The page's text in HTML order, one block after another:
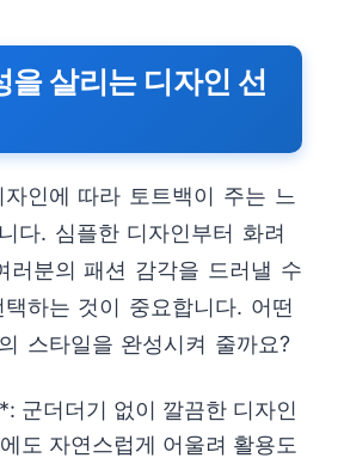
을 살리는 디자인 선
인에 따라 토트백이 주는 느
다. 심플한 디자인부터 화려
러분의 패션 감각을 드러낼 수
하는 것이 중요합니다. 어떤
스타일을 완성시켜 줄까요?
군더더기 없이 깔끔한 디자인
도 자연스럽게 어울려 활용도